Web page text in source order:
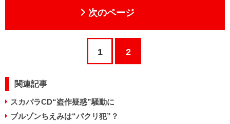
次のページ
1 2
関連記事
スカパラCD“盗作疑惑”騒動に
ブルゾンちえみは“パクリ犯”？